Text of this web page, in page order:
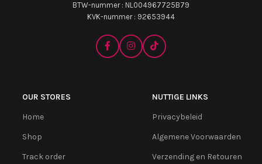
BTW-nummer : NL004967725B79
KVK-nummer : 92653944
OUR STORES
Home
Shop
Track order
NUTTIGE LINKS
Privacybeleid
Algemene Voorwaarden
Verzending en Retouren